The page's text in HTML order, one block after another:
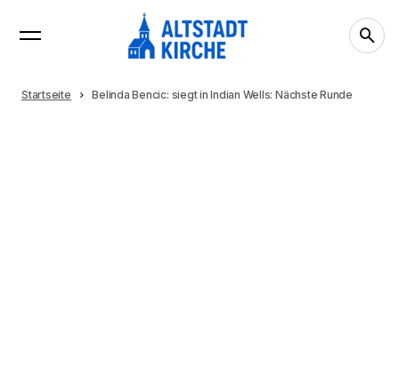
Startseite Belinda Bencic: siegt in Indian Wells: Nächste Runde